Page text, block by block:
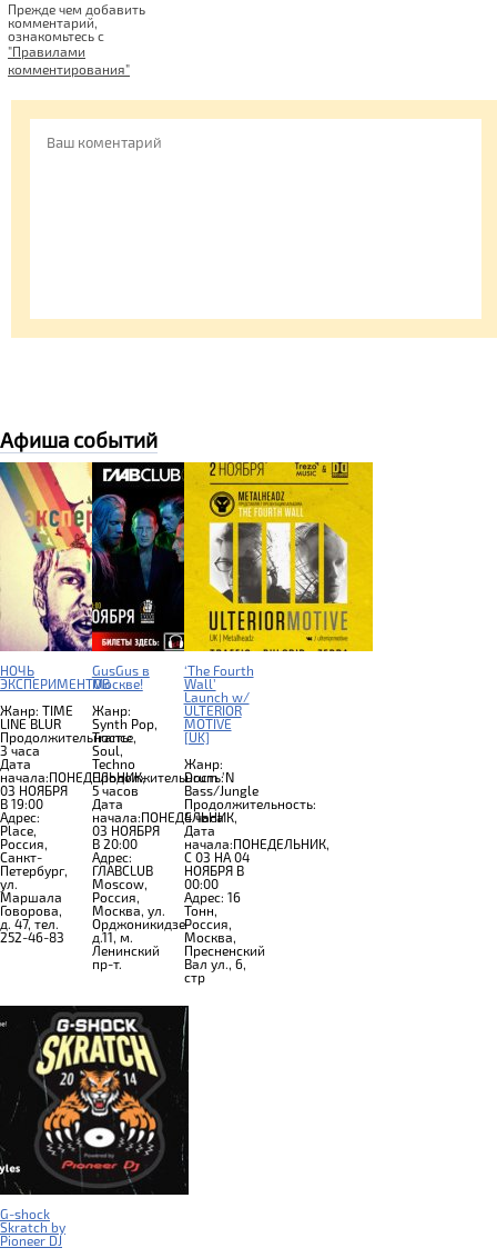
Прежде чем добавить
комментарий,
ознакомьтесь c
"Правилами
комментирования"
Афиша событий
НОЧЬ
ЭКСПЕРИМЕНТОВ
Жанр: TIME
LINE BLUR
Продолжительность:
3 часа
Дата
начала:ПОНЕДЕЛЬНИК,
03 НОЯБРЯ
В 19:00
Адрес:
Place,
Россия,
Санкт-
Петербург,
ул.
Маршала
Говорова,
д. 47, тел.
252-46-83
GusGus в
Москве!
Жанр:
Synth Pop,
Trance,
Soul,
Techno
Продолжительность:
5 часов
Дата
начала:ПОНЕДЕЛЬНИК,
03 НОЯБРЯ
В 20:00
Адрес:
ГЛАВCLUB
Moscow,
Россия,
Москва, ул.
Орджоникидзе
д.11, м.
Ленинский
пр-т.
‘The Fourth
Wall’
Launch w/
ULTERIOR
MOTIVE
[UK]
Жанр:
Drum 'N
Bass/Jungle
Продолжительность:
4 часа
Дата
начала:ПОНЕДЕЛЬНИК,
C 03 НА 04
НОЯБРЯ В
00:00
Адрес: 16
Тонн,
Россия,
Москва,
Пресненский
Вал ул., 6,
стр
G-shock
Skratch by
Pioneer DJ